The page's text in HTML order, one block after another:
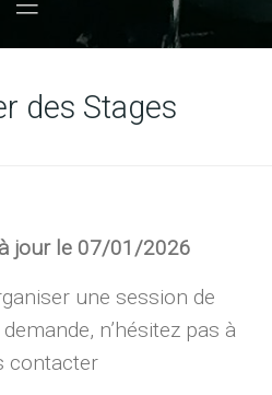
des Stages
jour le 07/01/2026
une session de
n’hésitez pas à
contacter